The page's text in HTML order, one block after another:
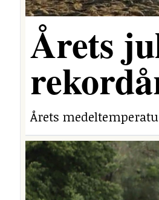
Årets
Årets